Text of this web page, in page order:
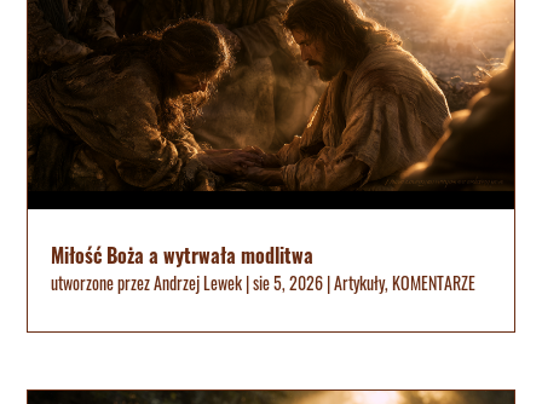
Miłość Boża a wytrwała modlitwa
utworzone przezAndrzej Lewek|sie 5, 2026|Artykuły,KOMENTARZE